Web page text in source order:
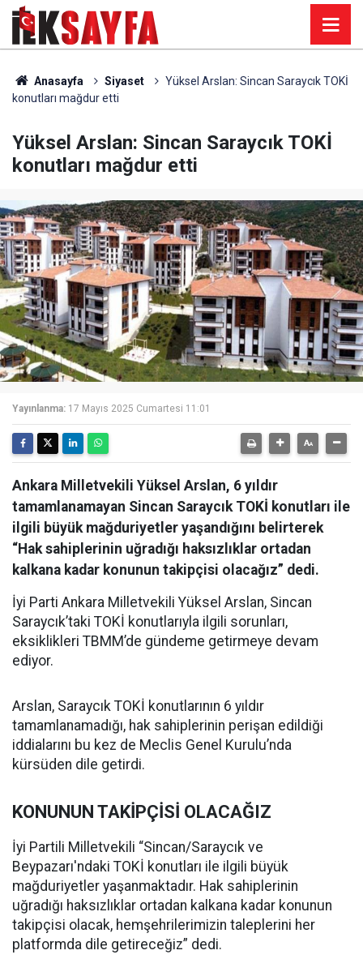
Anasayfa Siyaset
Yüksel Arslan: Sincan Saraycık TOKİ
konutları mağdur etti
Yüksel Arslan: Sincan Saraycık TOKİ
konutları mağdur etti
Yayınlanma: 17 Mayıs 2025 Cumartesi 11:01
Ankara Milletvekili Yüksel Arslan, 6 yıldır
tamamlanamayan Sincan Saraycık TOKİ konutları ile
ilgili büyük mağduriyetler yaşandığını belirterek
“Hak sahiplerinin uğradığı haksızlıklar ortadan
kalkana kadar konunun takipçisi olacağız” dedi.
İyi Parti Ankara Milletvekili Yüksel Arslan, Sincan
Saraycık’taki TOKİ konutlarıyla ilgili sorunları,
eksiklikleri TBMM’de gündeme getirmeye devam
ediyor.
Arslan, Saraycık TOKİ konutlarının 6 yıldır
tamamlanamadığı, hak sahiplerinin perişan edildiği
iddialarını bu kez de Meclis Genel Kurulu’nda
kürsüden dile getirdi.
KONUNUN TAKİPÇİSİ OLACAĞIZ
İyi Partili Milletvekili “Sincan/Saraycık ve
Beypazarı'ndaki TOKİ konutları ile ilgili büyük
mağduriyetler yaşanmaktadır. Hak sahiplerinin
uğradığı haksızlıklar ortadan kalkana kadar konunun
takipçisi olacak, hemşehrilerimizin taleplerini her
platformda dile getireceğiz” dedi.